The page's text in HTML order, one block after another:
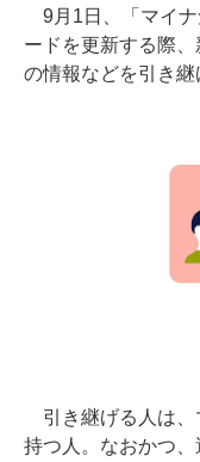
9月1日、「マイナ
ードを更新する際
の情報などを引き継
引き継げる人は、
持つ人。なおかつ